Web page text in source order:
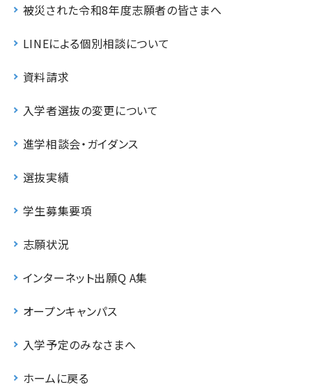
被災された令和8年度志願者の皆さまへ
LINEによる個別相談について
資料請求
入学者選抜の変更について
進学相談会・ガイダンス
選抜実績
学生募集要項
志願状況
インターネット出願Q A集
オープンキャンパス
入学予定のみなさまへ
ホームに戻る